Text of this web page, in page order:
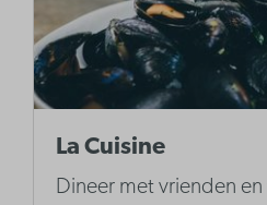
La Cuisine
Dineer met vrienden en